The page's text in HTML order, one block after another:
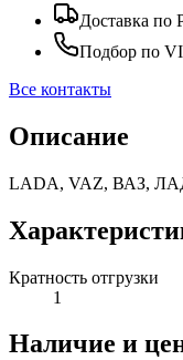
Доставка по
Подбор по
Все контакты
Описание
LADA, VAZ, ВАЗ,
Кратность отгрузки
1
Наличие и